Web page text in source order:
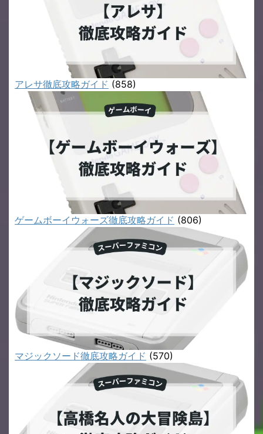
アレサ徹底攻略ガイド (858)
ゲームボーイウォーズ徹底攻略ガイド (806)
マジックソード徹底攻略ガイド (570)